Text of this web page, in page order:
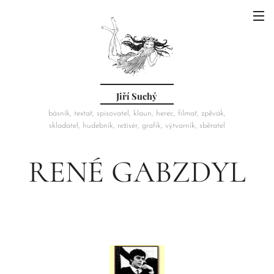
Jiří Suchý
básník, textař, spisovatel, klaun, herec, filmař, zpěvák,
skladatel, hudebník, režisér, grafik, výtvarník, sběratel
RENÉ GABZDYL